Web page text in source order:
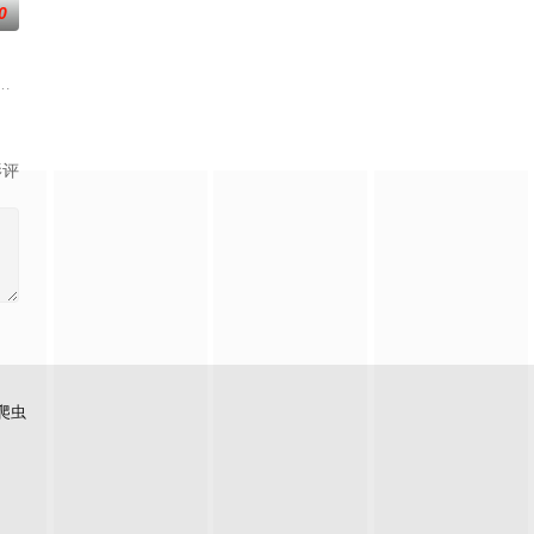
‧姬鹰樱，为了让睽
。然而，父亲参加「真打」晋升测验却遭到无情地逐出师门
恶魔迦楠为了品尝美味的灵魂，潜入人间世界的高中。虽然锁定了一个男学
虫